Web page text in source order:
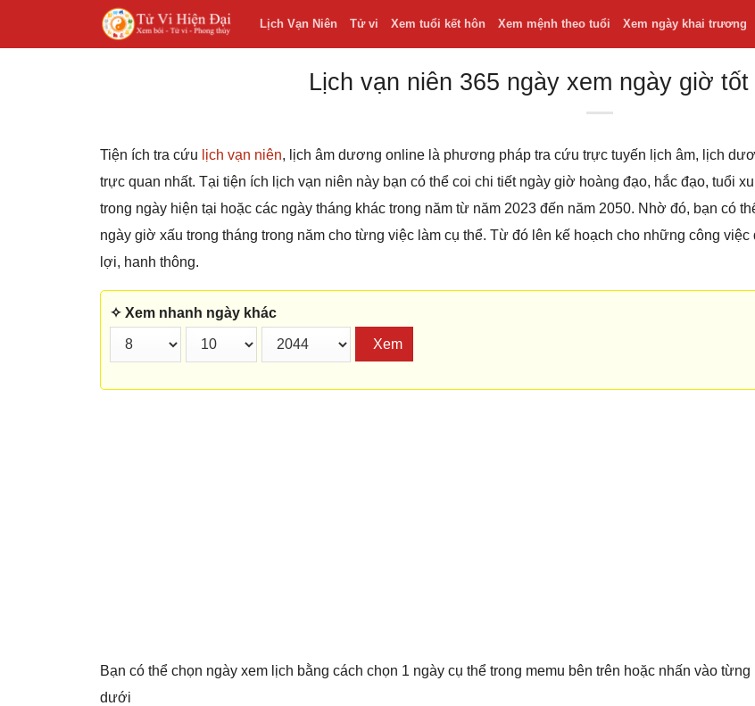
Lịch Vạn Niên Tử vi Xem tuổi kết hôn Xem mệnh theo tuổi Xem ngày khai trương
Lịch vạn niên 365 ngày xem ngày giờ
Tiện ích tra cứu lịch vạn niên, lịch âm dương online là phương pháp tra cứu trực tuyến lịch âm, lịch
trực quan nhất. Tại tiện ích lịch vạn niên này bạn có thể coi chi tiết ngày giờ hoàng đạo, hắc đạo, tuổi
trong ngày hiện tại hoặc các ngày tháng khác trong năm từ năm 2023 đến năm 2050. Nhờ đó, bạn có
ngày giờ xấu trong tháng trong năm cho từng việc làm cụ thể. Từ đó lên kế hoạch cho những công
lợi, hanh thông.
✧ Xem nhanh ngày khác
Xem
Bạn có thể chọn ngày xem lịch bằng cách chọn 1 ngày cụ thể trong memu bên trên hoặc nhấn vào
dưới